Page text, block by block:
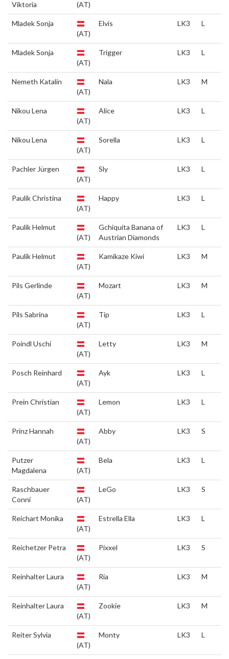
Viktoria
(AT)
Mladek Sonja
(AT)
Elvis LK3 L
Mladek Sonja
(AT)
Trigger LK3 L
Nemeth Katalin
(AT)
Nala LK3 M
Nikou Lena
(AT)
Alice LK3 L
Nikou Lena
(AT)
Sorella LK3 L
Pachler Jürgen
(AT)
Sly LK3 L
Paulik Christina
(AT)
Happy LK3 L
Paulik Helmut
(AT)
Gchiquita Banana of
Austrian Diamonds
LK3 L
Paulik Helmut
(AT)
Kamikaze Kiwi LK3 M
Pils Gerlinde
(AT)
Mozart LK3 M
Pils Sabrina
(AT)
Tip LK3 L
Poindl Uschi
(AT)
Letty LK3 M
Posch Reinhard
(AT)
Ayk LK3 L
Prein Christian
(AT)
Lemon LK3 L
Prinz Hannah
(AT)
Abby LK3 S
Putzer
Magdalena
(AT)
Bela LK3 L
Raschbauer
Conni
(AT)
LeGo LK3 S
Reichart Monika
(AT)
Estrella Ella LK3 L
Reichetzer Petra
(AT)
Pixxel LK3 S
Reinhalter Laura
(AT)
Ria LK3 M
Reinhalter Laura
(AT)
Zookie LK3 M
Reiter Sylvia
(AT)
Monty LK3 L